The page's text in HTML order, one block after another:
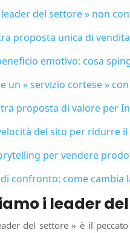
del settore » non
proposta unica di
emotivo: cosa
un « servizio cortese »
proposta di valore per
del sito per ridurre
per vendere
confronto: come cambia
i leader
del settore » è il